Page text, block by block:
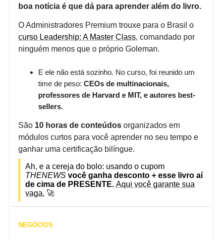
boa notícia é que dá para aprender além do livro.
O Administradores Premium trouxe para o Brasil o
curso Leadership: A Master Class, comandado por
ninguém menos que o próprio Goleman.
E ele não está sozinho. No curso, foi reunido um
time de peso: CEOs de multinacionais,
professores de Harvard e MIT, e autores best-
sellers.
São 10 horas de conteúdosorganizados em
módulos curtos para você aprender no seu tempo e
ganhar uma certificação bilíngue.
Ah, e a cereja do bolo: usando o cupom
THENEWS você ganha desconto + esse livro aí
de cima de PRESENTE. Aqui você garante sua
vaga. 🚀
NEGÓCIOS